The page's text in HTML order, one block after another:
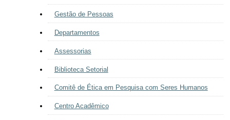
Gestão de Pessoas
Departamentos
Assessorias
Biblioteca Setorial
Comitê de Ética em Pesquisa com Seres Humanos
Centro Acadêmico